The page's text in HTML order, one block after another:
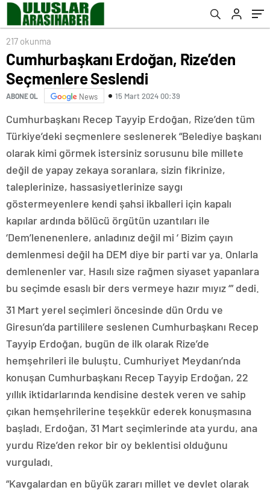
217 okunma
Cumhurbaşkanı Erdoğan, Rize’den
Seçmenlere Seslendi
ABONE OL News 15 Mart 2024 00:39
Cumhurbaşkanı Recep Tayyip Erdoğan, Rize’den tüm
Türkiye’deki seçmenlere seslenerek “Belediye başkanı
olarak kimi görmek istersiniz sorusunu bile millete
değil de yapay zekaya soranlara, sizin fikrinize,
taleplerinize, hassasiyetlerinize saygı
göstermeyenlere kendi şahsi ikballeri için kapalı
kapılar ardında bölücü örgütün uzantıları ile
‘Dem’lenenenlere, anladınız değil mi ‘ Bizim çayın
demlenmesi değil ha DEM diye bir parti var ya. Onlarla
demlenenler var. Hasılı size rağmen siyaset yapanlara
bu seçimde esaslı bir ders vermeye hazır mıyız ‘” dedi.
31 Mart yerel seçimleri öncesinde dün Ordu ve
Giresun’da partililere seslenen Cumhurbaşkanı Recep
Tayyip Erdoğan, bugün de ilk olarak Rize’de
hemşehrileri ile buluştu. Cumhuriyet Meydanı’nda
konuşan Cumhurbaşkanı Recep Tayyip Erdoğan, 22
yıllık iktidarlarında kendisine destek veren ve sahip
çıkan hemşehrilerine teşekkür ederek konuşmasına
başladı. Erdoğan, 31 Mart seçimlerinde ata yurdu, ana
yurdu Rize’den rekor bir oy beklentisi olduğunu
vurguladı.
“Kavgalardan en büyük zararı millet ve devlet olarak